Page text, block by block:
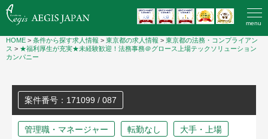
menu
HOME > 条件から探す求人情報 > 東京都の求人情報 > 東京都の法務・コンプライアン
ス > ★福利厚生が充実★未経験歓迎！法務事務＠グロース上場テックソリューション
カンパニー
案件番号：171099 / 087
管理職・マネージャー 転勤なし 大手・上場